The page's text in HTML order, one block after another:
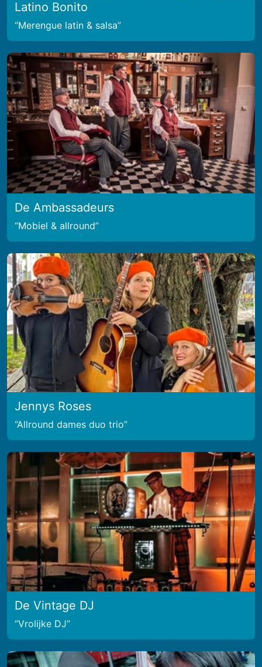
Latino Bonito
Merengue latin & salsa
De Ambassadeurs
Mobiel & allround
Jennys Roses
Allround dames duo trio
De Vintage DJ
Vrolijke DJ